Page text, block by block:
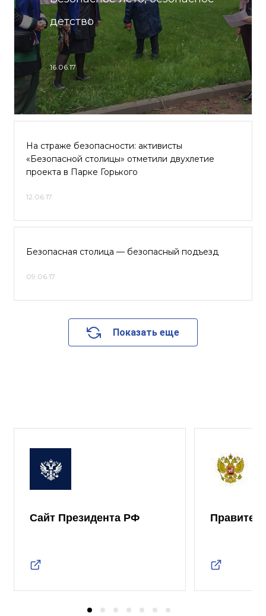
детство
16.06.17
На страже безопасности: активисты
«Безопасной столицы» отметили двухлетие
проекта в Парке Горького
12.06.17
Безопасная столица — безопасный подъезд
09.06.17
Показать еще
Сайт Президента РФ